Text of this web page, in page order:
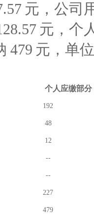
元，公司
元，个
479 元，单
个人应缴部分
192
48
12
--
--
227
479